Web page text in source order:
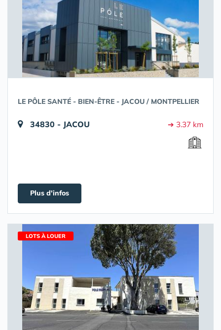
LE PÔLE SANTÉ - BIEN-ÊTRE - JACOU / MONTPELLIER
34830 - JACOU ➔ 3.37 km
Plus d'infos
LOTS À LOUER